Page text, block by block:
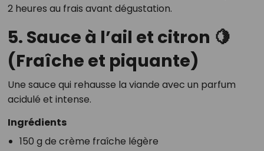
2 heures au frais avant dégustation.
5. Sauce à l’ail et citron 🍋
(Fraîche et piquante)
Une sauce qui rehausse la viande avec un parfum
acidulé et intense.
Ingrédients
150 g de crème fraîche légère